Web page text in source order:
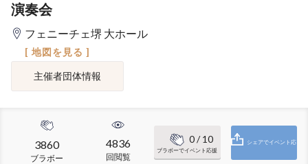
演奏会
フェニーチェ堺 大ホール
[ 地図を見る ]
主催者団体情報
3860
ブラボー
4836
回閲覧
0/ 10
ブラボーでイベント応援
シェアでイベント応